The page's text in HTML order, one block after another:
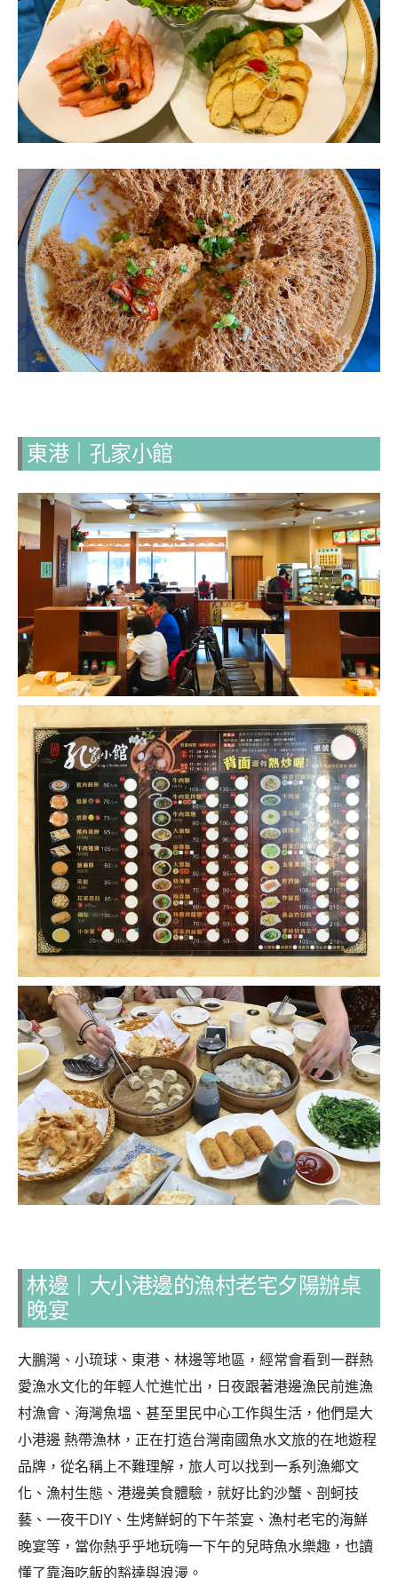
東港 孔家小館
林邊｜大小港邊的漁村老宅夕陽辦桌
晚宴
大鵬灣、小琉球、東港、林邊等地區，經常會看到一群熱
愛漁水文化的年輕人忙進忙出，日夜跟著港邊漁民前進漁
村漁會、海灣魚塭、甚至里民中心工作與生活，他們是大
小港邊 熱帶漁林，正在打造台灣南國魚水文旅的在地遊程
品牌，從名稱上不難理解，旅人可以找到一系列漁鄉文
化、漁村生態、港邊美食體驗，就好比釣沙蟹、剖蚵技
藝、一夜干DIY、生烤鮮蚵的下午茶宴、漁村老宅的海鮮
晚宴等，當你熱乎乎地玩嗨一下午的兒時魚水樂趣，也讀
懂了靠海吃飯的豁達與浪漫。